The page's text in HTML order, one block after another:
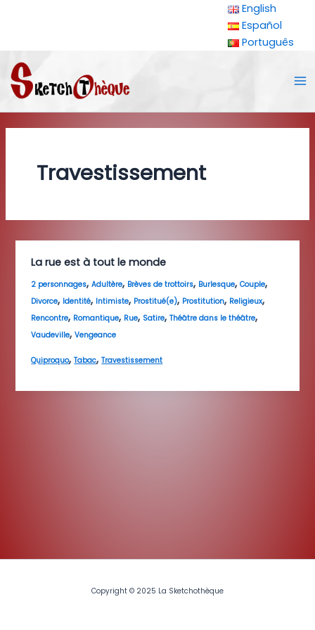
English
Español
Português
Travestissement
La rue est à tout le monde
2 personnages,Adultère, Brèves de trottoirs, Burlesque,Couple,
Divorce, Identité, Intimiste, Prostitué(e), Prostitution, Religieux,
Rencontre, Romantique, Rue, Satire,Théâtre dans le théâtre,
Vaudeville,Vengeance
Quiproquo,Tabac,Travestissement
Copyright © 2025 La Sketchothèque